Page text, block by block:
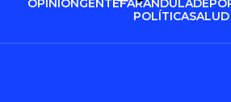
OPINIÓNGENTEFARÁNDULA
POLÍTICASALUD